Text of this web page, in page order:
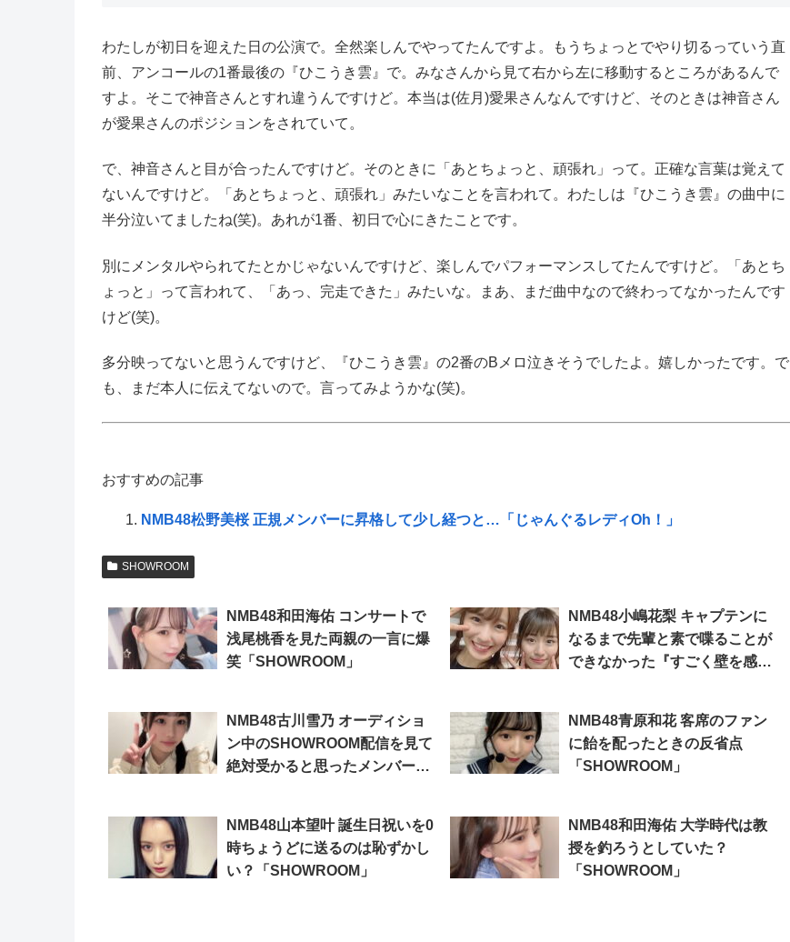
わたしが初日を迎えた日の公演で。全然楽しんでやってたんですよ。もうちょっとでやり切るっていう直
前、アンコールの1番最後の『ひこうき雲』で。みなさんから見て右から左に移動するところがあるんで
すよ。そこで神音さんとすれ違うんですけど。本当は(佐月)愛果さんなんですけど、そのときは神音さん
が愛果さんのポジションをされていて。
で、神音さんと目が合ったんですけど。そのときに「あとちょっと、頑張れ」って。正確な言葉は覚えて
ないんですけど。「あとちょっと、頑張れ」みたいなことを言われて。わたしは『ひこうき雲』の曲中に
半分泣いてましたね(笑)。あれが1番、初日で心にきたことです。
別にメンタルやられてたとかじゃないんですけど、楽しんでパフォーマンスしてたんですけど。「あとち
ょっと」って言われて、「あっ、完走できた」みたいな。まあ、まだ曲中なので終わってなかったんです
けど(笑)。
多分映ってないと思うんですけど、『ひこうき雲』の2番のBメロ泣きそうでしたよ。嬉しかったです。で
も、まだ本人に伝えてないので。言ってみようかな(笑)。
おすすめの記事
NMB48松野美桜 正規メンバーに昇格して少し経つと…「じゃんぐるレディOh！」
SHOWROOM
NMB48和田海佑 コンサートで
浅尾桃香を見た両親の一言に爆
笑「SHOWROOM」
NMB48小嶋花梨 キャプテンに
なるまで先輩と素で喋ることが
できなかった『すごく壁を感じ
NMB48古川雪乃 オーディショ
ン中のSHOWROOM配信を見て
絶対受かると思ったメンバー
NMB48青原和花 客席のファン
に飴を配ったときの反省点
「SHOWROOM」
NMB48山本望叶 誕生日祝いを0
時ちょうどに送るのは恥ずかし
い？「SHOWROOM」
NMB48和田海佑 大学時代は教
授を釣ろうとしていた？
「SHOWROOM」